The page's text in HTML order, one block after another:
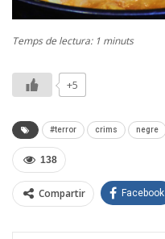
Temps de lectura: 1 minuts
+5
#terror crims negre
138
Compartir Facebook